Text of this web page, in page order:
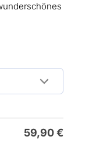
59,90€